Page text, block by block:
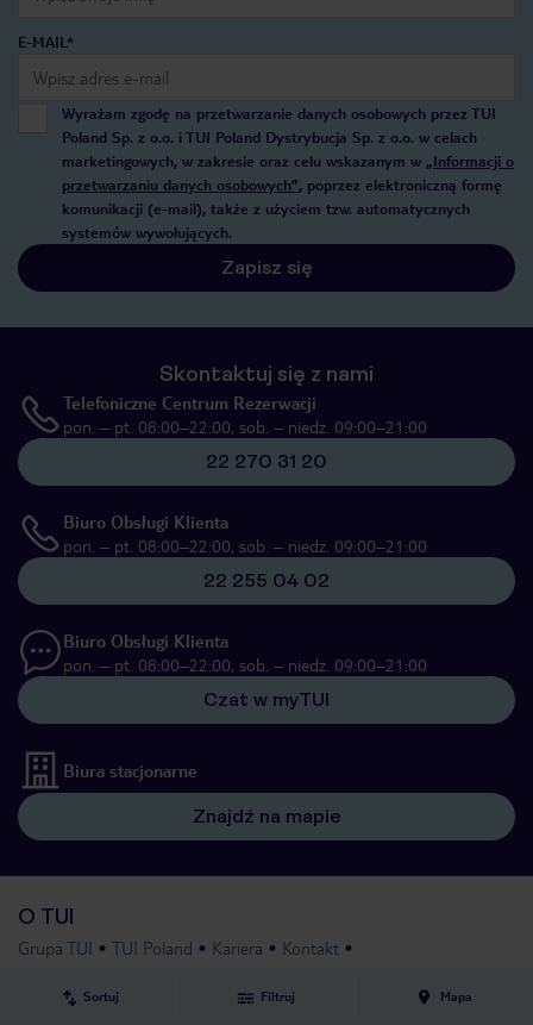
Sortuj Filtruj Mapa
E-MAIL*
Wyrażam zgodę na przetwarzanie danych osobowych przez TUI
Poland Sp. z o.o. i TUI Poland Dystrybucja Sp. z o.o. w celach
marketingowych, w zakresie oraz celu wskazanym w „Informacji o
przetwarzaniu danych osobowych”, poprzez elektroniczną formę
komunikacji (e-mail), także z użyciem tzw. automatycznych
systemów wywołujących.
Zapisz się
Skontaktuj się z nami
Telefoniczne Centrum Rezerwacji
pon. – pt. 08:00–22:00, sob. – niedz. 09:00–21:00
22 270 31 20
Biuro Obsługi Klienta
pon. – pt. 08:00–22:00, sob. – niedz. 09:00–21:00
22 255 04 02
Biuro Obsługi Klienta
pon. – pt. 08:00–22:00, sob. – niedz. 09:00–21:00
Czat w myTUI
Biura stacjonarne
Znajdź na mapie
O TUI
Grupa TUI TUI Poland Kariera
Kontakt
Dane osobowe Aplikacja mobilna TUI Opinie TUI